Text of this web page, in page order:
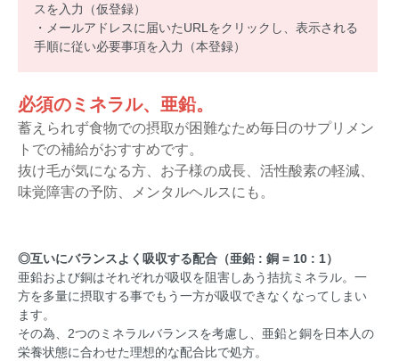
スを入力（仮登録）
・メールアドレスに届いたURLをクリックし、表示される
手順に従い必要事項を入力（本登録）
必須のミネラル、亜鉛。
蓄えられず食物での摂取が困難なため毎日のサプリメン
トでの補給がおすすめです。
抜け毛が気になる方、お子様の成長、活性酸素の軽減、
味覚障害の予防、メンタルヘルスにも。
◎互いにバランスよく吸収する配合（亜鉛 : 銅 = 10 : 1）
亜鉛および銅はそれぞれが吸収を阻害しあう拮抗ミネラル。一
方を多量に摂取する事でもう一方が吸収できなくなってしまい
ます。
その為、2つのミネラルバランスを考慮し、亜鉛と銅を日本人の
栄養状態に合わせた理想的な配合比で処方。